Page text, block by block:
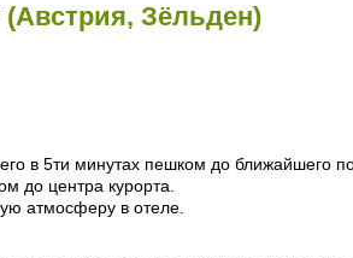
Зёльден)
в 5ти минутах пешком до ближайшего
до центра курорта.
атмосферу в отеле.